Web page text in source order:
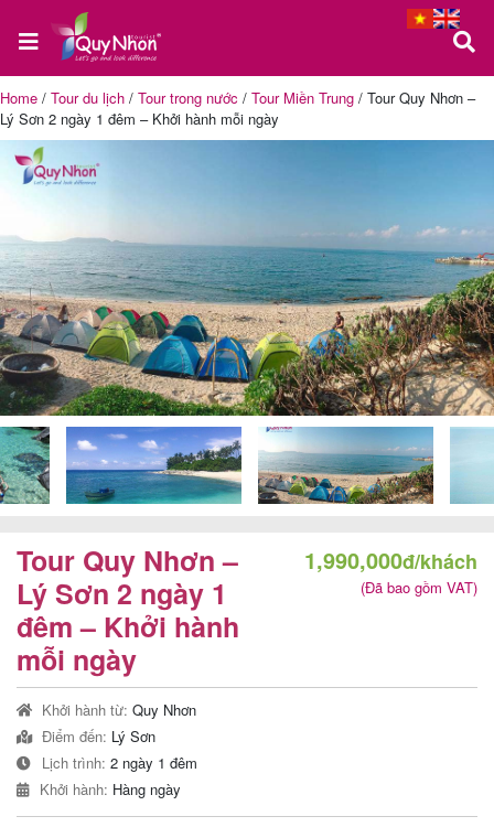
Trang
chủ
Tour
Quy
Nhơn
Tour
Phú
Yên
Tour
trong
nước
Combo
Quy
Nhơn
Home / Tour du lịch / Tour trong nước / Tour Miền Trung / Tour Quy Nhơn –
Lý Sơn 2 ngày 1 đêm – Khởi hành mỗi ngày
Tour Quy Nhơn –
Lý Sơn 2 ngày 1
đêm – Khởi hành
mỗi ngày
1,990,000đ/khách
(Đã bao gồm VAT)
Khởi hành từ: Quy Nhơn
Điểm đến: Lý Sơn
Lịch trình: 2 ngày 1 đêm
Khởi hành: Hàng ngày